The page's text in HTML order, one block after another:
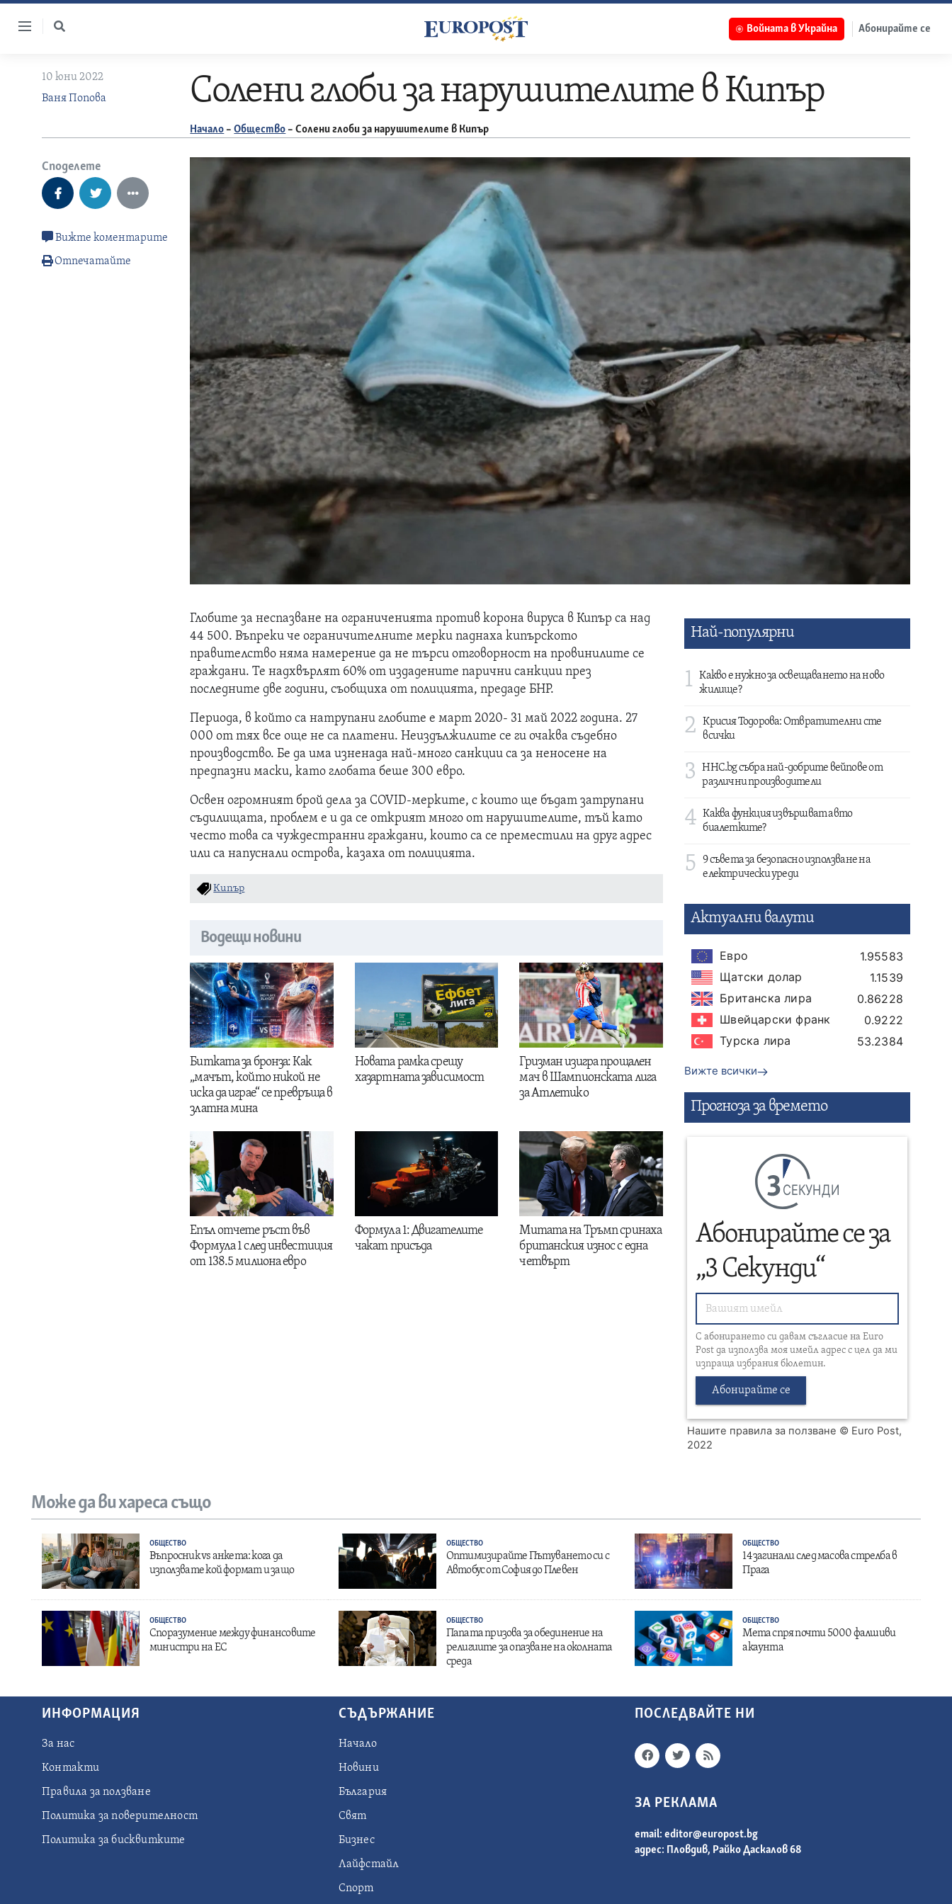
Skip
Войната в Украйна Абонирайте се
10 юни 2022
Ваня Попова
Солени глоби за нарушителите в Кипър
Начало –Общество –Солени глоби за нарушителите в Кипър
Споделете
Вижте коментарите
Отпечатайте
Глобите за неспазване на ограниченията против корона вируса в Кипър са над
44 500. Въпреки че ограничителните мерки паднаха кипърското
правителство няма намерение да не търси отговорност на провинилите се
граждани. Те надхвърлят 60% от издадените парични санкции през
последните две години, съобщиха от полицията, предаде БНР.
Периода, в който са натрупани глобите е март 2020- 31 май 2022 година. 27
000 от тях все още не са платени. Неиздължилите се ги очаква съдебно
производство. Бе да има изненада най-много санкции са за неносене на
предпазни маски, като глобата беше 300 евро.
Освен огромният брой дела за COVID-мерките, с които ще бъдат затрупани
съдилищата, проблем е и да се открият много от нарушителите, тъй като
често това са чуждестранни граждани, които са се преместили на друг адрес
или са напуснали острова, казаха от полицията.
Кипър
Водещи новини
Битката за бронза: Как
„мачът, който никой не
иска да играе“ се превръща в
златна мина
Новата рамка срещу
хазартната зависимост
Гризман изигра прощален
мач в Шампионската лига
за Атлетико
Епъл отчете ръст във
Формула 1 след инвестиция
от 138.5 милиона евро
Формула 1: Двигателите
чакат присъда
Митата на Тръмп сринаха
британския износ с една
четвърт
Най-популярни
1
Какво е нужно за освещаването на ново
жилище?
2
Крисия Тодорова: Отвратителни сте
всички
3
HHC.bg събра най-добрите вейпове от
различни производители
4 Каква функция извършват авто
биалетките?
5
9 съвета за безопасно използване на
електрически уреди
Актуални валути
Евро
1.95583
Щатски долар
1.1539
Британска лира
0.86228
Швейцарски франк
0.9222
Турска лира
53.2384
Вижте всички
Прогнозa за времето
СЕКУНДИ
Абонирайте се за
„3 Секунди“
С абонирането си давам съгласие на Euro
Post да използва моя имейл адрес с цел да ми
изпраща избрания бюлетин.
Абонирайте се
Нашите правила за ползване © Euro Post,
2022
Може да ви хареса също
ОБЩЕСТВО
Въпросник vs анкета: кога да
използвате кой формат и защо
ОБЩЕСТВО
Оптимизирайте Пътуването си с
Автобус от София до Плевен
ОБЩЕСТВО
14 загинали след масова стрелба в
Прага
ОБЩЕСТВО
Споразумение между финансовите
министри на ЕС
ОБЩЕСТВО
Папата призова за обединение на
религиите за опазване на околната
среда
ОБЩЕСТВО
Мета спря почти 5000 фалшиви
акаунта
ИНФОРМАЦИЯ
За нас
Контакти
Правила за ползване
Политика за поверителност
Политика за бисквитките
СЪДЪРЖАНИЕ
Начало
Новини
България
Свят
Бизнес
Лайфстайл
Спорт
ПОСЛЕДВАЙТЕ НИ
ЗА РЕКЛАМА
email:editor@europost.bg
адрес: Пловдив, Райко Даскалов 68